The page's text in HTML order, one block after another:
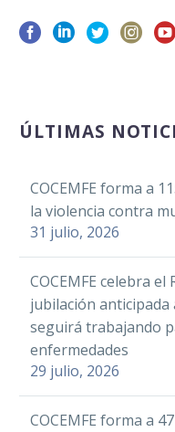
ÚLTIMAS
COCEMFE forma a
la violencia contra
31 julio, 2026
COCEMFE celebra
jubilación
seguirá trabajando
enfermedades
29 julio, 2026
COCEMFE forma a